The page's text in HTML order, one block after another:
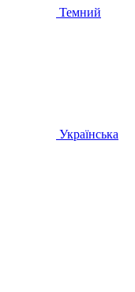
Темний
Українська